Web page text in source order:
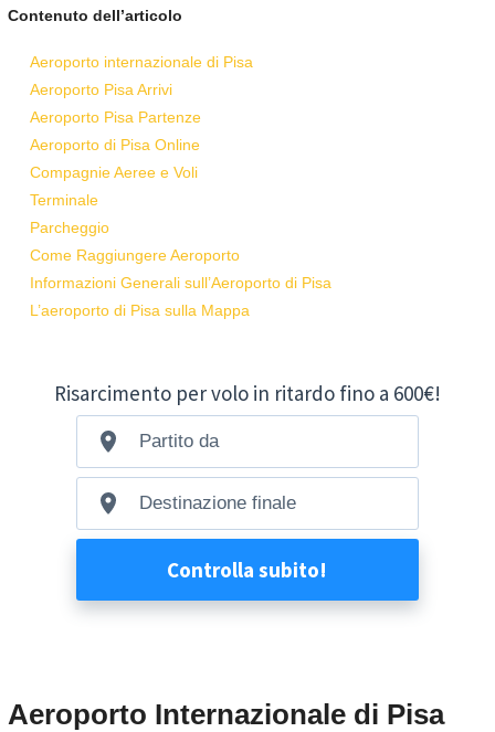
Contenuto dell’articolo
Aeroporto internazionale di Pisa
Aeroporto Pisa Arrivi
Aeroporto Pisa Partenze
Aeroporto di Pisa Online
Compagnie Aeree e Voli
Terminale
Parcheggio
Come Raggiungere Aeroporto
Informazioni Generali sull’Aeroporto di Pisa
L’aeroporto di Pisa sulla Mappa
Aeroporto Internazionale di Pisa